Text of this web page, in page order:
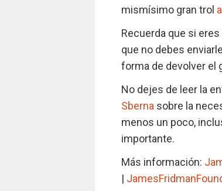
mismísimo gran trol
Recuerda que si
que no debes
forma de devolver el
No dejes de leer la
Sberna sobre la
menos un poco,
importante.
Más información:
|